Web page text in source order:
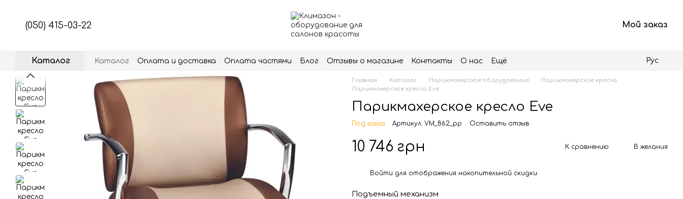
(050) 415-03-22 Мой заказ
Каталог Каталог Оплата и доставка Оплата частями Блог Отзывы о магазине Контакты О нас Ещё Рус
Главная Каталог Парикмахерское оборудование
Парикмахерские кресла
Парикмахерское кресло Eve
Парикмахерское кресло Eve
Под заказ Артикул: VM_862_pp Оставить отзыв
10 746 грн К сравнению В желания
Войти для отображения накопительной скидки
Подъемный механизм